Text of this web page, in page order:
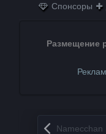
Спонсоры
Размещение
Запись навигация
Namecchan